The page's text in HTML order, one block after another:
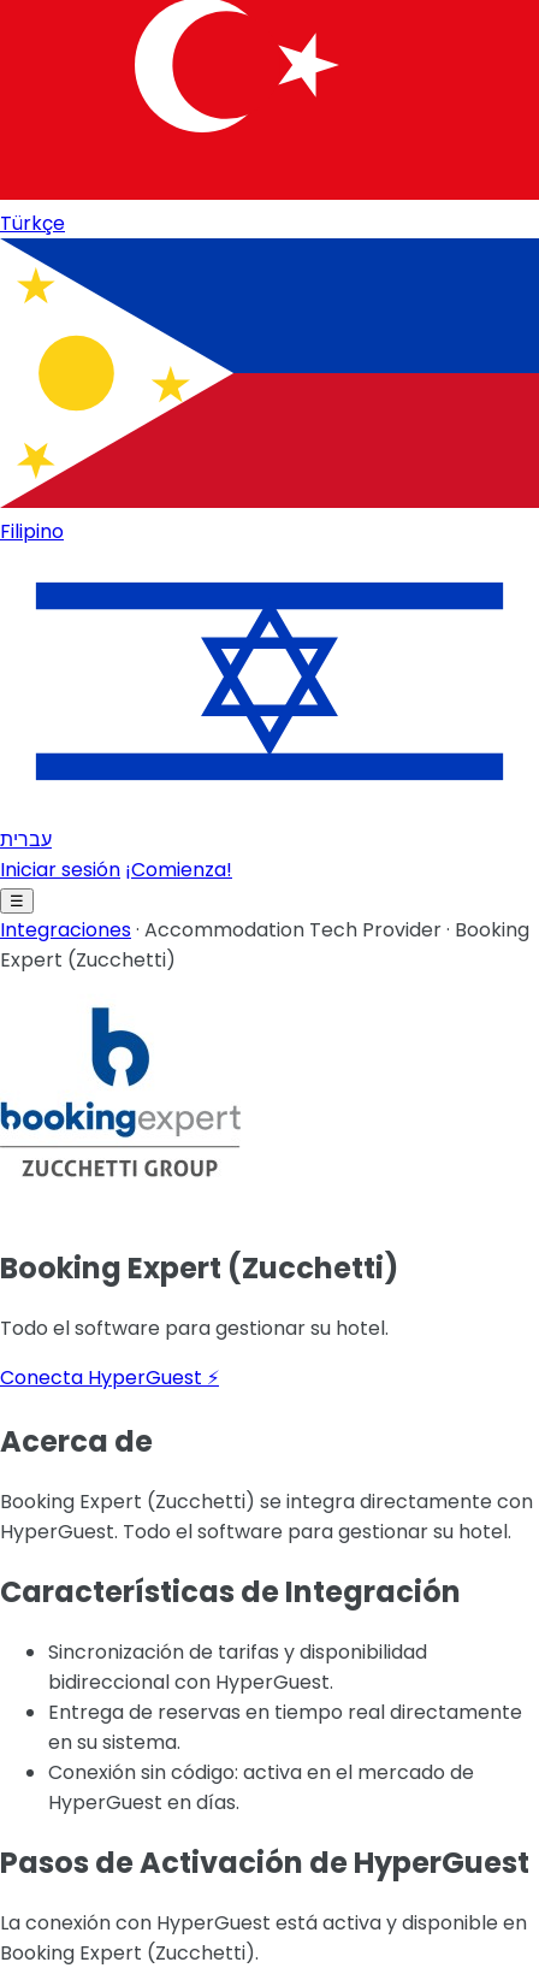
Türkçe
Filipino
עברית
Iniciar sesión ¡Comienza!
☰
Integraciones· Accommodation Tech Provider· Booking
Expert (Zucchetti)
Booking Expert (Zucchetti)
Todo el software para gestionar su hotel.
Conecta HyperGuest ⚡
Acerca de
Booking Expert (Zucchetti) se integra directamente con
HyperGuest. Todo el software para gestionar su hotel.
Características de Integración
Sincronización de tarifas y disponibilidad
bidireccional con HyperGuest.
Entrega de reservas en tiempo real directamente
en su sistema.
Conexión sin código: activa en el mercado de
HyperGuest en días.
Pasos de Activación de HyperGuest
La conexión con HyperGuest está activa y disponible en
Booking Expert (Zucchetti).